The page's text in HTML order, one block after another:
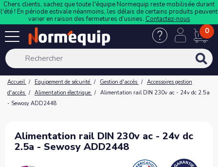
Chers clients, sachez que toute l'équipe Normequip reste mobilisée durant
l'été ! En période estivale néanmoins, les délais de certains produits peuvent
varier en raison des fermetures d’usines. Contactez-nous
0
Accueil Equipement de sécurité Gestion d'accès
Accessoires gestion
d'accès
Alimentation électrique
Alimentation rail DIN 230v ac - 24v dc 2.5a
- Sewosy ADD2448
Alimentation rail DIN 230v ac - 24v dc
2.5a - Sewosy ADD2448